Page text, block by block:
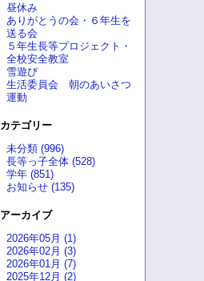
昼休み
ありがとうの会・６年生を
送る会
５年生長等プロジェクト・
全校安全教室
雪遊び
生活委員会 朝のあいさつ
運動
カテゴリー
未分類 (996)
長等っ子全体 (528)
学年 (851)
お知らせ (135)
アーカイブ
2026年05月 (1)
2026年02月 (3)
2026年01月 (7)
2025年12月 (2)